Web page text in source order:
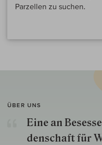
Parzellen zu suchen.
ÜBER UNS
Eine an
den­schaft für